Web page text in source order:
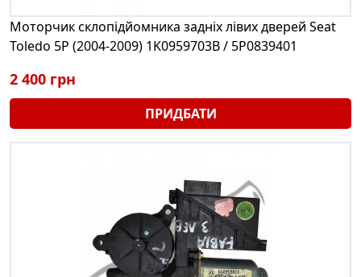
Моторчик склопідйомника задніх лівих дверей Seat
Toledo 5P (2004-2009) 1K0959703B / 5P0839401
2 400 грн
ПРИДБАТИ